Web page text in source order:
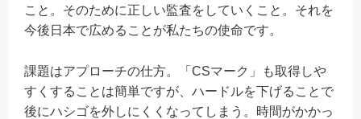
こと。そのために正しい監査をしていくこと。それを
今後日本で広めることが私たちの使命です。
課題はアプローチの仕方。「CSマーク」も取得しや
すくすることは簡単ですが、ハードルを下げることで
後にハシゴを外しにくくなってしまう。時間がかかっ